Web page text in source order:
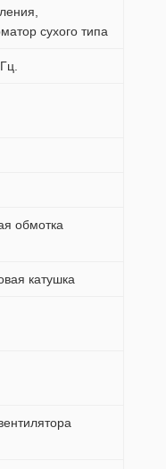
сухого типа
обмотка
катушка